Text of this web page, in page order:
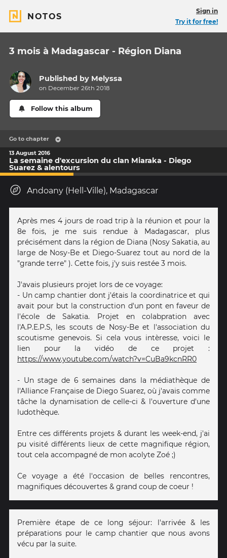
NOTOS
Sign in
Try it for free!
3 mois à Madagascar - Région Diana
Published by Melyssa
on December 26th 2018
Follow this album
Go to chapter
13 August 2016
La semaine d'excursion du clan Miaraka - Diego
Suarez & alentours
Andoany (Hell-Ville), Madagascar
Après mes 4 jours de road trip à la réunion et pour la
8e fois, je me suis rendue à Madagascar, plus
précisément dans la région de Diana (Nosy Sakatia, au
large de Nosy-Be et Diego-Suarez tout au nord de la
"grande terre" ). Cette fois, j'y suis restée 3 mois.
J'avais plusieurs projet lors de ce voyage:
- Un camp chantier dont j'étais la coordinatrice et qui
avait pour but la construction d'un pont en faveur de
l'école de Sakatia. Projet en colabpration avec
l'A.P.E.P.S, les scouts de Nosy-Be et l'association du
scoutisme genevois. Si cela vous intèresse, voici le
lien pour la vidéo de ce projet :
https://www.youtube.com/watch?v=CuBa9kcnRR0
- Un stage de 6 semaines dans la médiathèque de
l'Alliance Française de Diego Suarez, où j'avais comme
tâche la dynamisation de celle-ci & l'ouverture d'une
ludothèque.
Entre ces différents projets & durant les week-end, j'ai
pu visité différents lieux de cette magnifique région,
tout cela accompagné de mon acolyte Zoé ;)
Ce voyage a été l'occasion de belles rencontres,
magnifiques découvertes & grand coup de coeur !
Première étape de ce long séjour: l'arrivée & les
préparations pour le camp chantier que nous avons
vécu par la suite.